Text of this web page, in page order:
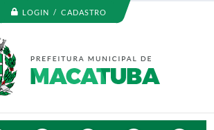
LOGIN / CADASTRO